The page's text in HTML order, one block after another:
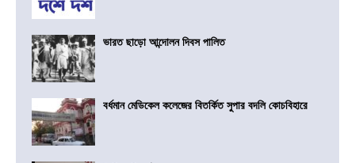
ভারত ছাড়ো আন্দোলন দিবস পালিত
বর্ধমান মেডিকেল কলেজের বিতর্কিত সুপার বদলি কোচবিহারে